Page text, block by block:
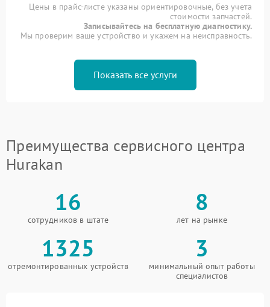
Цены в прайс-листе указаны ориентировочные, без учета
стоимости запчастей.
Записывайтесь на бесплатную диагностику.
Мы проверим ваше устройство и укажем на неисправность.
Показать все услуги
Преимущества сервисного центра
Hurakan
16
сотрудников в штате
8
лет на рынке
1325
отремонтированных устройств
3
минимальный опыт работы
специалистов